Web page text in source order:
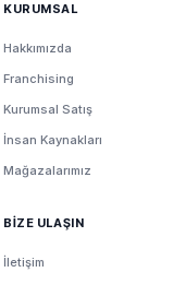
KURUMSAL
Hakkımızda
Franchising
Kurumsal Satış
İnsan Kaynakları
Mağazalarımız
BİZE ULAŞIN
İletişim